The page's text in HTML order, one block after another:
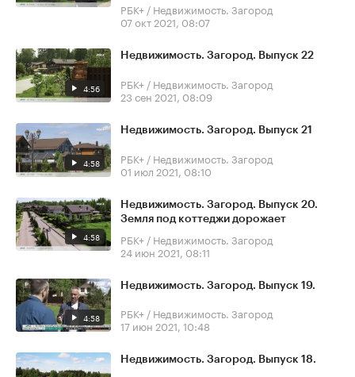
РБК+ / Недвижимость. Загород
07 окт 2021, 08:07
4:56
Недвижимость. Загород. Выпуск 22
РБК+ / Недвижимость. Загород
23 сен 2021, 08:09
4:58
Недвижимость. Загород. Выпуск 21
РБК+ / Недвижимость. Загород
01 июл 2021, 08:10
4:58
Недвижимость. Загород. Выпуск 20.
Земля под коттеджи дорожает
РБК+ / Недвижимость. Загород
24 июн 2021, 08:11
4:58
Недвижимость. Загород. Выпуск 19.
РБК+ / Недвижимость. Загород
17 июн 2021, 10:48
Недвижимость. Загород. Выпуск 18.